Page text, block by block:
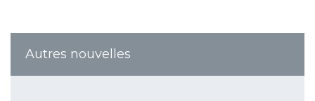
Autres nouvelles